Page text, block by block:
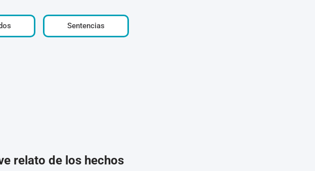
Sentencias
relato de los hechos